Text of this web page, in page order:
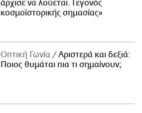
άρχισε να λούεται. Γεγονός
κοσμοϊστορικής σημασίας»
Οπτική Γωνία
Αριστερά και δεξιά:
Ποιος θυμάται πια τι σημαίνουν;